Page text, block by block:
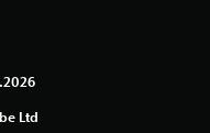
Ltd